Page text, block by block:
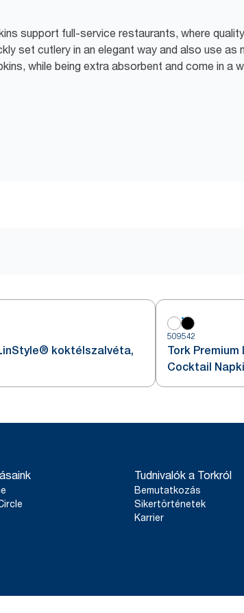
support full-service restaurants, where
set cutlery in an elegant way and also use as
while being extra absorbent and come in a
koktélszalvéta,
509542
Tork
Cocktail
Tudnivalók a Torkról
Bemutatkozás
Sikertörténetek
Karrier